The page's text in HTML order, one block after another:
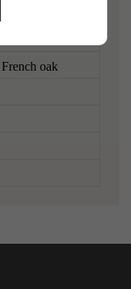
France
oak